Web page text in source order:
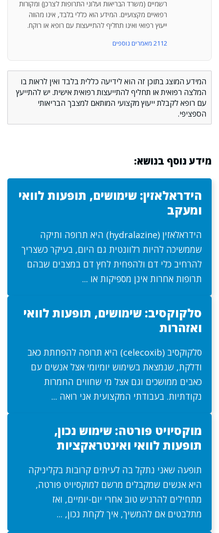
רשמיים (משרד הבריאות ועלוני התרופות לצרכן) ומקורות
רפואיים מקצועיים. המידע הוא כללי בלבד, אינו מהווה
ייעוץ רפואי ואינו תחליף להתייעצות עם רופא או רוקח.
2112 מאמרים נוספים
המידע המוצג בתוכן זה הוא לידיעה כללית בלבד ואין לראות בו
המלצה רפואית או תחליף להתייעצות רפואית אישית. יש להתייעץ
עם רופא לקבלת ייעוץ מקצועי המותאם למצבך הבריאותי
הספציפי.
מידע נוסף בנושא:
הידראלאזין: שימושים, תופעות לוואי
ומעקב
הידראלאזין (hydralazine) היא תרופה ותיקה
שממשיכה להיות רלוונטית גם היום, בעיקר כשצריך
להרחיב כלי דם ולהפחית לחץ דם במצבים שבהם
תרופות אחרות אינן מספיקות או ...
סלקוקסיב: שימושים, תופעות לוואי
ואזהרות
סלקוקסיב (celecoxib) היא תרופה להפחתת כאב
ודלקת, שנמצאת בשימוש יומיומי אצל אנשים עם
כאבים ממושכים וגם אצל מי שחווים החמרות
נקודתיות. בעבודתי המקצועית אני רואה ...
מוקסיויט פורטה: שימוש נכון,
תופעות לוואי ואינטראקציות
תופעה שאני נתקל בה לעיתים קרובות בקליניקה
היא אנשים שמקבלים מרשם למוקסיויט פורטה,
מתחילים להרגיש טוב אחרי יום-יומיים, ואז
מתלבטים אם להמשיך, איך לקחת נכון, ...